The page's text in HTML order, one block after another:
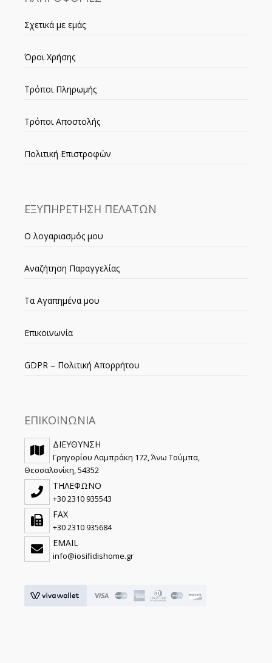
Σχετικά με εμάς
Όροι Χρήσης
Τρόποι Πληρωμής
Τρόποι Αποστολής
Πολιτική Επιστροφών
ΕΞΥΠΗΡΕΤΗΣΗ ΠΕΛΑΤΩΝ
Ο λογαριασμός μου
Αναζήτηση Παραγγελίας
Τα Αγαπημένα μου
Επικοινωνία
GDPR – Πολιτική Απορρήτου
ΕΠΙΚΟΙΝΩΝΙΑ
ΔΙΕΥΘΥΝΣΗ
Γρηγορίου Λαμπράκη 172, Άνω Τούμπα,
Θεσσαλονίκη, 54352
ΤΗΛΕΦΩΝΟ
+30 2310 935543
FAX
+30 2310 935684
EMAIL
info@iosifidishome.gr